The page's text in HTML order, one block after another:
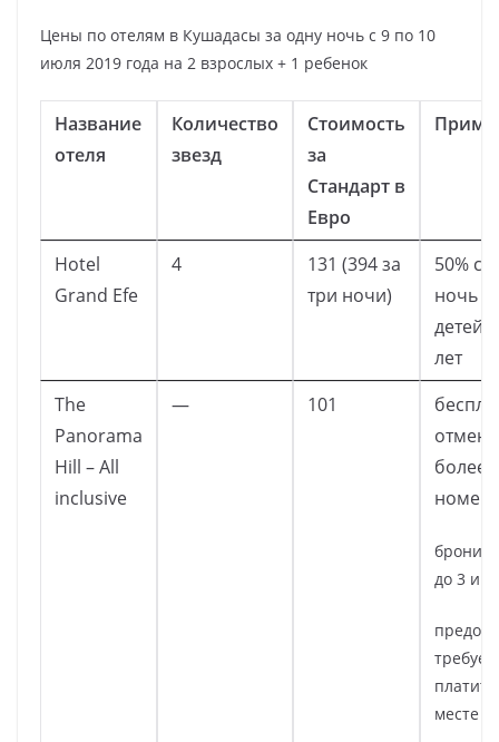
Цены по отелям в Кушадасы за одну ночь с 9 по 10
июля 2019 года на 2 взрослых + 1 ребенок
Название
отеля
Количество
звезд
Стоимость
за
Стандарт в
Евро
Hotel
Grand Efe
4
131 (394 за
три ночи)
50%
ночь
детей
лет
The
Panorama
Hill – All
inclusive
— 101
более
до 3
месте